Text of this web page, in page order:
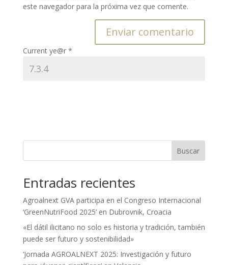
este navegador para la próxima vez que comente.
Current ye@r *
Buscar
Entradas recientes
Agroalnext GVA participa en el Congreso Internacional
‘GreenNutriFood 2025’ en Dubrovnik, Croacia
«El dátil ilicitano no solo es historia y tradición, también
puede ser futuro y sostenibilidad»
‘Jornada AGROALNEXT 2025: Investigación y futuro